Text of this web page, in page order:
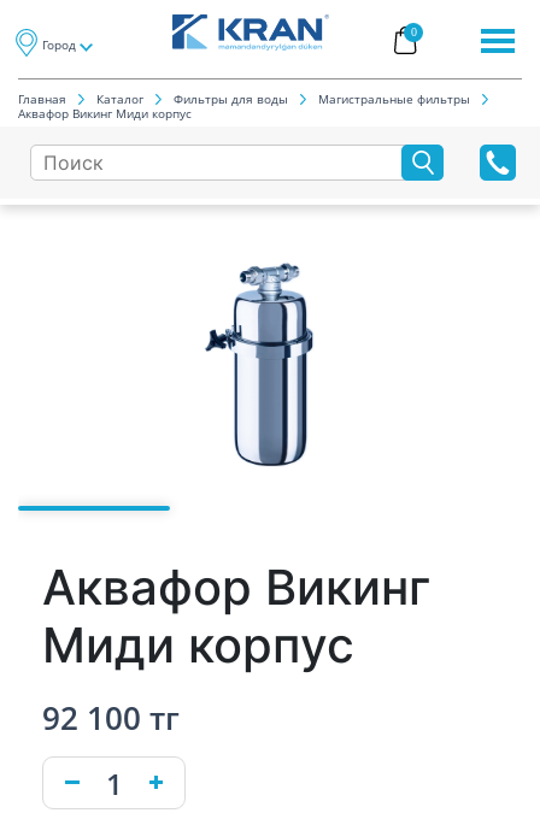
Город
0
Главная Каталог Фильтры для воды
Магистральные фильтры
Аквафор Викинг Миди корпус
Аквафор Викинг
Миди корпус
92 100 тг